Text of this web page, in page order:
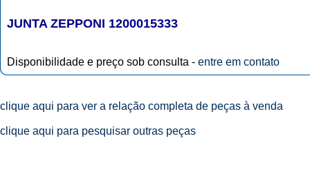
JUNTA ZEPPONI 1200015333
Disponibilidade e preço sob consulta - entre em contato
clique aqui para ver a relação completa de peças à venda
clique aqui para pesquisar outras peças